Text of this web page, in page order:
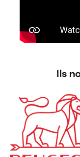
Ils